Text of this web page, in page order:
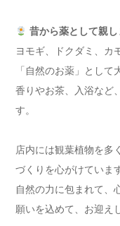
昔から薬として親
ヨモギ、ドクダミ、カ
「自然のお薬」として
香りやお茶、入浴など
す。
店内には観葉植物を多
づくりを心がけていま
自然の力に包まれて
願いを込めて、お迎え